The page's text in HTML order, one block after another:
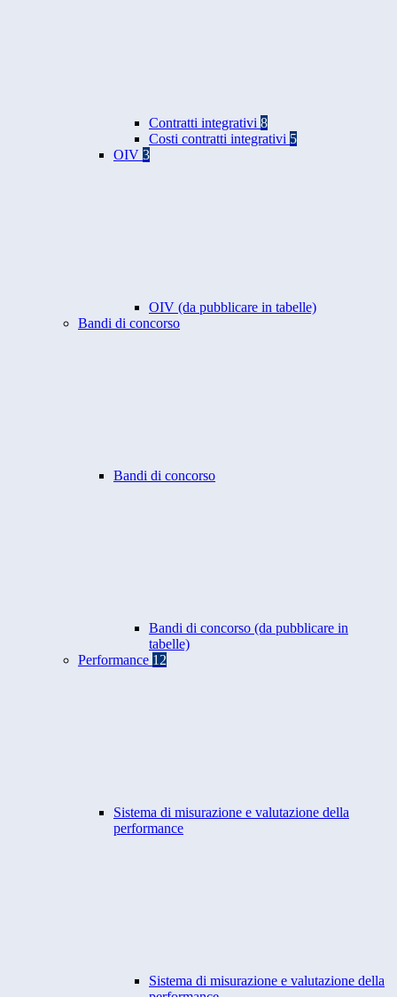
Contratti integrativi 8
Costi contratti integrativi 5
OIV 3
OIV (da pubblicare in tabelle)
Bandi di concorso
Bandi di concorso
Bandi di concorso (da pubblicare in
tabelle)
Performance 12
Sistema di misurazione e valutazione della
performance
Sistema di misurazione e valutazione della